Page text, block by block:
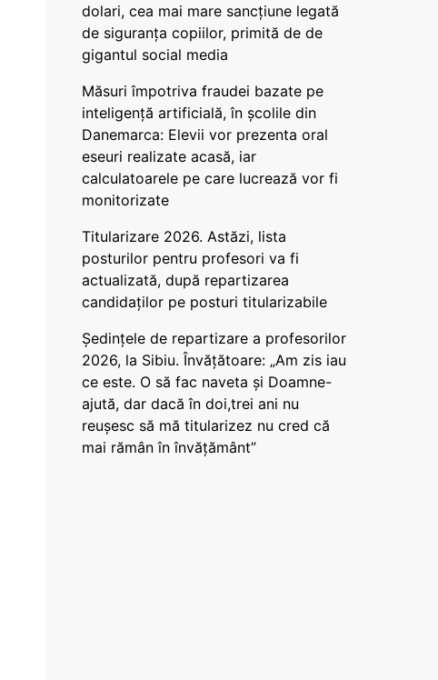
dolari, cea mai mare sancțiune legată
de siguranța copiilor, primită de de
gigantul social media
Măsuri împotriva fraudei bazate pe
inteligență artificială, în școlile din
Danemarca: Elevii vor prezenta oral
eseuri realizate acasă, iar
calculatoarele pe care lucrează vor fi
monitorizate
Titularizare 2026. Astăzi, lista
posturilor pentru profesori va fi
actualizată, după repartizarea
candidaților pe posturi titularizabile
Ședințele de repartizare a profesorilor
2026, la Sibiu. Învățătoare: „Am zis iau
ce este. O să fac naveta și Doamne-
ajută, dar dacă în doi,trei ani nu
reușesc să mă titularizez nu cred că
mai rămân în învățământ”